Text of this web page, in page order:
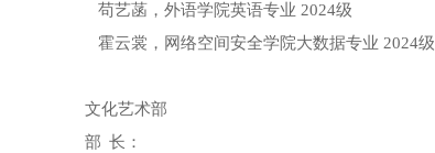
苟艺菡，外语学院英语专业 2024级
霍云裳，网络空间安全学院大数据专业 2024级
文化艺术部
部 长 ：